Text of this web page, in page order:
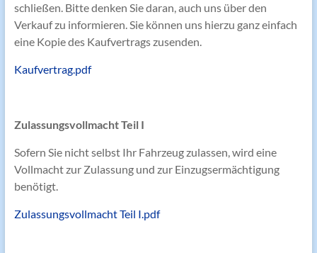
schließen. Bitte denken Sie daran, auch uns über den
Verkauf zu informieren. Sie können uns hierzu ganz einfach
eine Kopie des Kaufvertrags zusenden.
Kaufvertrag.pdf
Zulassungsvollmacht Teil I
Sofern Sie nicht selbst Ihr Fahrzeug zulassen, wird eine
Vollmacht zur Zulassung und zur Einzugsermächtigung
benötigt.
Zulassungsvollmacht Teil I.pdf